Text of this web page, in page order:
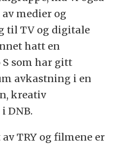
medier og
til TV og digitale
hatt en
som har gitt
avkastning i en
kreativ
DNB.
TRY og filmene er